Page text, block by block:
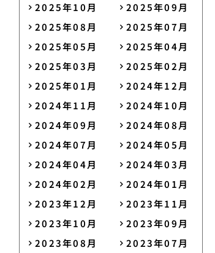
2025年10月
2025年09月
2025年08月
2025年07月
2025年05月
2025年04月
2025年03月
2025年02月
2025年01月
2024年12月
2024年11月
2024年10月
2024年09月
2024年08月
2024年07月
2024年05月
2024年04月
2024年03月
2024年02月
2024年01月
2023年12月
2023年11月
2023年10月
2023年09月
2023年08月
2023年07月